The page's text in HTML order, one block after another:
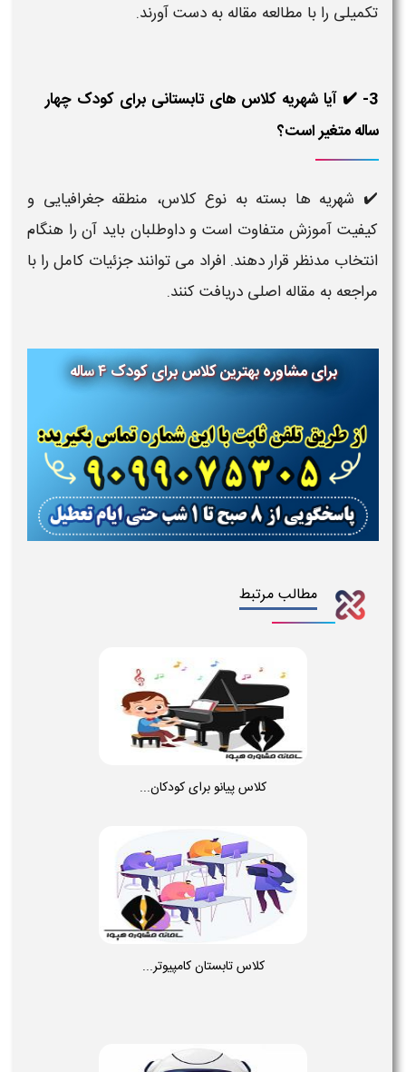
تکمیلی را با مطالعه مقاله به دست آورند.
3- ✔️ آیا شهریه کلاس های تابستانی برای کودک چهار
ساله متغیر است؟
✔️ شهریه ها بسته به نوع کلاس، منطقه جغرافیایی و
کیفیت آموزش متفاوت است و داوطلبان باید آن را هنگام
انتخاب مدنظر قرار دهند. افراد می توانند جزئیات کامل را با
مراجعه به مقاله اصلی دریافت کنند.
برای مشاورهبهترین کلاس برای کودک ۴ ساله
مطالب مرتبط
کلاس پیانو برای کودکان...
کلاس تابستان کامپیوتر...